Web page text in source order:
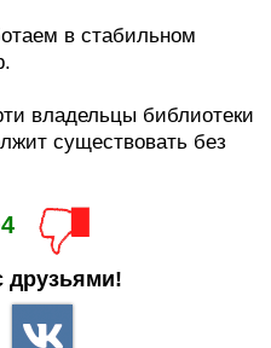
в стабильном
владельцы библиотеки
существовать без
друзьями!